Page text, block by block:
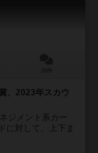
、2023年スカウ
ジメント系カー
に対して、上下ま